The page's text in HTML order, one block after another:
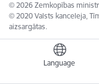
Language
© 2026 Zemkopības
© 2020 Valsts kanceleja,
aizsargātas.